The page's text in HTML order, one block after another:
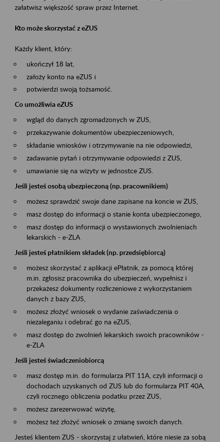
załatwisz większość spraw przez Internet.
Kto może skorzystać z eZUS
Każdy klient, który:
ukończył 18 lat,
założy konto na eZUS i
potwierdzi swoją tożsamość.
Co umożliwia eZUS
wgląd do danych zgromadzonych w ZUS,
przekazywanie dokumentów ubezpieczeniowych,
składanie wniosków i otrzymywanie na nie odpowiedzi,
zadawanie pytań i otrzymywanie odpowiedzi z ZUS,
umawianie się na wizyty w jednostce ZUS.
Jeśli jesteś osobą ubezpieczoną (np. pracownikiem)
możesz sprawdzić swoje dane zapisane na koncie w ZUS,
masz dostęp do informacji o stanie konta ubezpieczonego,
masz dostęp do informacji o wystawionych zwolnieniach
lekarskich - e-ZLA
Jeśli jesteś płatnikiem składek (np. przedsiębiorcą)
możesz skorzystać z aplikacji ePłatnik, za pomocą której
m.in. zgłosisz pracownika do ubezpieczeń, wypełnisz i
przekażesz dokumenty rozliczeniowe z wykorzystaniem
danych z bazy ZUS,
możesz złożyć wniosek o wydanie zaświadczenia o
niezaleganiu i odebrać go na eZUS,
masz dostęp do zwolnień lekarskich swoich pracowników -
e-ZLA
Jeśli jesteś świadczeniobiorcą
masz dostęp m.in. do formularza PIT 11A, czyli informacji o
dochodach uzyskanych od ZUS lub do formularza PIT 40A,
czyli rocznego obliczenia podatku przez ZUS,
możesz zarezerwować wizytę,
możesz też złożyć wniosek o zmianę swoich danych.
Jesteś klientem ZUS - skorzystaj z ułatwień, które niesie za sobą